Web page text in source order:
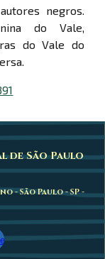
negros.
do Vale,
do Vale do
de São Paulo
- São Paulo - SP -